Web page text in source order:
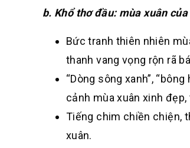
b. Khổ thơ đầu: mùa xuân
Bức tranh thiên nhiên
thanh vang vọng rộn rã
“Dòng sông xanh”,
cảnh mùa xuân xinh
Tiếng chim chiền chiện,
xuân.